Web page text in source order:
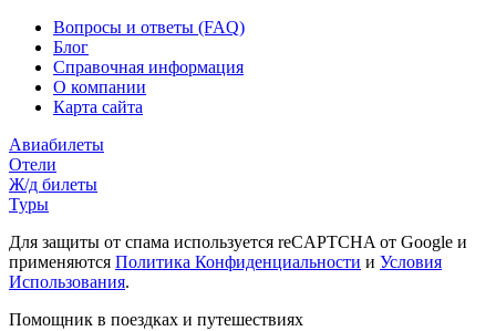
Вопросы и ответы (FAQ)
Блог
Справочная информация
О компании
Карта сайта
Авиабилеты
Отели
Ж/д билеты
Туры
Для защиты от спама используется reCAPTCHA от Google и
применяются Политика Конфиденциальности и Условия
Использования.
Помощник в поездках и путешествиях